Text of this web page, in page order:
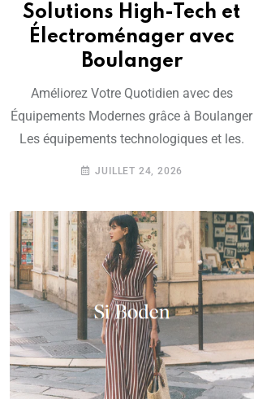
Solutions High-Tech et
Électroménager avec
Boulanger
Améliorez Votre Quotidien avec des
Équipements Modernes grâce à Boulanger
Les équipements technologiques et les.
JUILLET 24, 2026